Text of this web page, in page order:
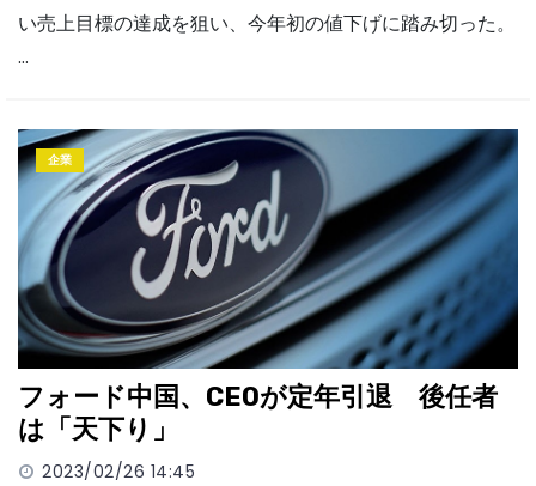
い売上目標の達成を狙い、今年初の値下げに踏み切った。
…
企業
フォード中国、CEOが定年引退 後任者
は「天下り」
2023/02/26 14:45